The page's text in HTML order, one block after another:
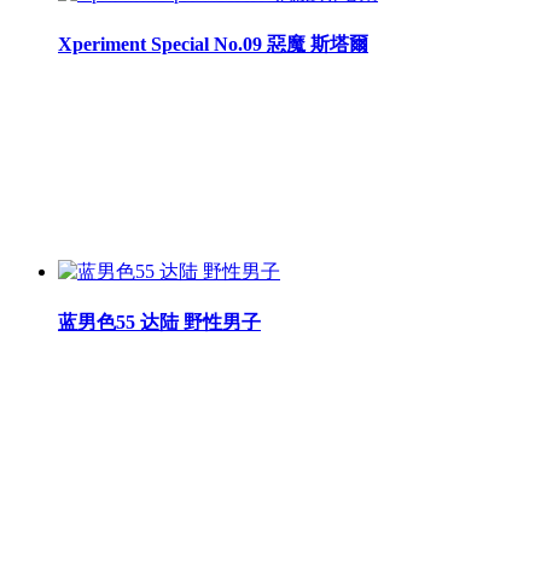
Xperiment Special No.09 惡魔 斯塔爾
蓝男色55 达陆 野性男子